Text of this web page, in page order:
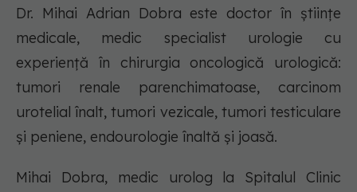
Dr. Mihai Adrian Dobra este doctor în științe
medicale, medic specialist urologie cu
experiență în chirurgia oncologică urologică:
tumori renale parenchimatoase, carcinom
urotelial înalt, tumori vezicale, tumori testiculare
și peniene, endourologie înaltă și joasă.
Mihai Dobra, medic urolog la Spitalul Clinic